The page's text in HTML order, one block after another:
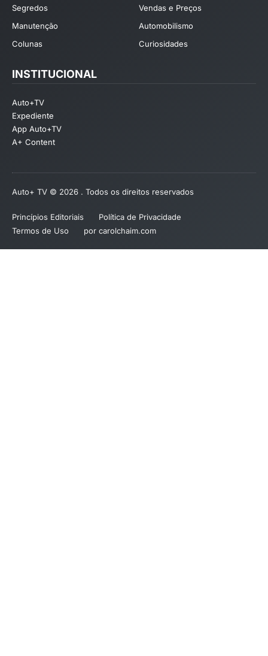
Segredos
Vendas e Preços
Manutenção
Automobilismo
Colunas
Curiosidades
INSTITUCIONAL
Auto+TV
Expediente
App Auto+TV
A+ Content
Auto+ TV © 2026 . Todos os direitos reservados
Princípios Editoriais
Política de Privacidade
Termos de Uso
por carolchaim.com